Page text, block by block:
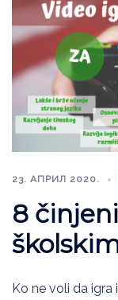
23. АПРИЛ 2020.
8
Ko ne voli da igra